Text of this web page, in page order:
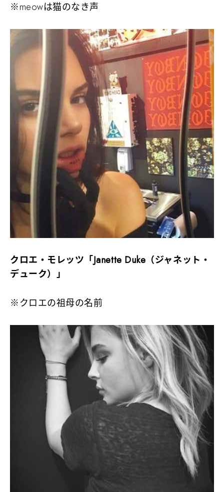
※meowは猫のなき声
クロエ・モレッツ「Janette Duke（ジャネット・
デューク）」
※クロエの祖母の名前